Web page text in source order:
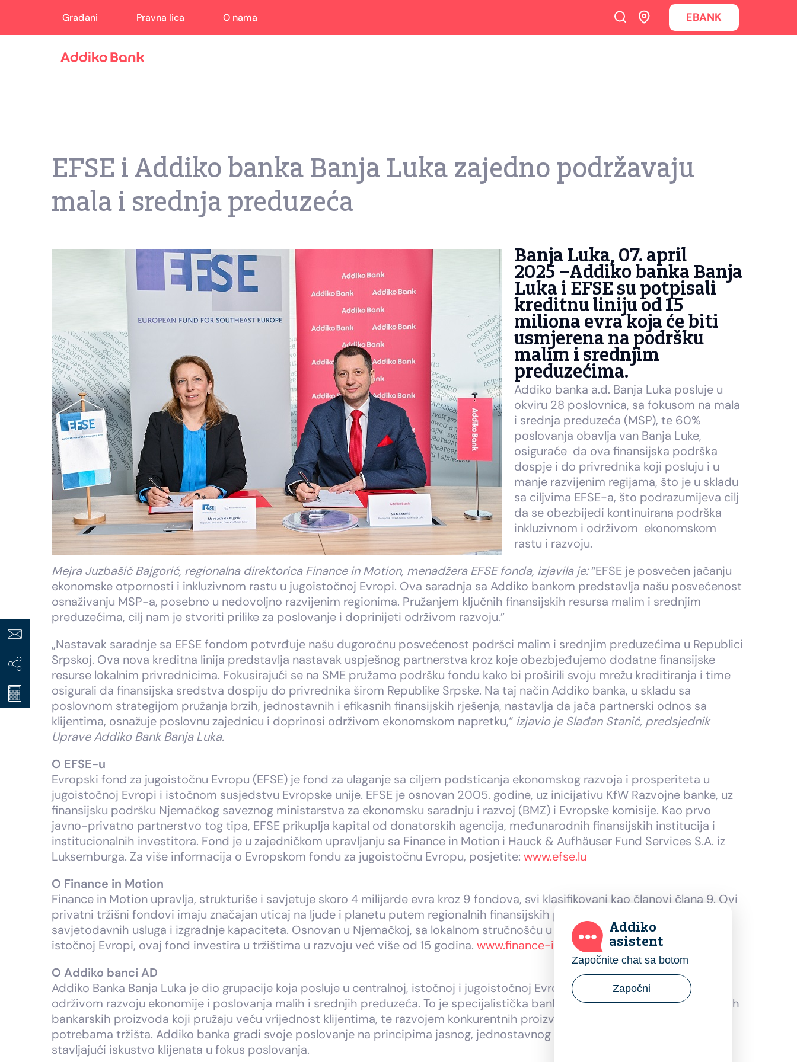
Građani Pravna lica O nama EBANK
EFSE i Addiko banka Banja Luka zajedno podržavaju
mala i srednja preduzeća
Banja Luka, 07. april
2025 –Addiko banka Banja
Luka i EFSE su potpisali
kreditnu liniju od 15
miliona evra koja će biti
usmjerena na podršku
malim i srednjim
preduzećima.
Addiko banka a.d. Banja Luka posluje u
okviru 28 poslovnica, sa fokusom na mala
i srednja preduzeća (MSP), te 60%
poslovanja obavlja van Banja Luke,
osiguraće da ova finansijska podrška
dospje i do privrednika koji posluju i u
manje razvijenim regijama, što je u skladu
sa ciljvima EFSE-a, što podrazumijeva cilj
da se obezbijedi kontinuirana podrška
inkluzivnom i održivom ekonomskom
rastu i razvoju.
Mejra Juzbašić Bajgorić, regionalna direktorica Finance in Motion, menadžera EFSE fonda, izjavila je:“EFSE je posvećen jačanju
ekonomske otpornosti i inkluzivnom rastu u jugoistočnoj Evropi. Ova saradnja sa Addiko bankom predstavlja našu posvećenost
osnaživanju MSP-a, posebno u nedovoljno razvijenim regionima. Pružanjem ključnih finansijskih resursa malim i srednjim
preduzećima, cilj nam je stvoriti prilike za poslovanje i doprinijeti održivom razvoju.”
„Nastavak saradnje sa EFSE fondom potvrđuje našu dugoročnu posvećenost podršci malim i srednjim preduzećima u Republici
Srpskoj. Ova nova kreditna linija predstavlja nastavak uspješnog partnerstva kroz koje obezbjeđujemo dodatne finansijske
resurse lokalnim privrednicima. Fokusirajući se na SME pružamo podršku fondu kako bi proširili svoju mrežu kreditiranja i time
osigurali da finansijska sredstva dospiju do privrednika širom Republike Srpske. Na taj način Addiko banka, u skladu sa
poslovnom strategijom pružanja brzih, jednostavnih i efikasnih finansijskih rješenja, nastavlja da jača partnerski odnos sa
klijentima, osnažuje poslovnu zajednicu i doprinosi održivom ekonomskom napretku,“ izjavio je Slađan Stanić, predsjednik
Uprave Addiko Bank Banja Luka.
O EFSE-u
Evropski fond za jugoistočnu Evropu (EFSE) je fond za ulaganje sa ciljem podsticanja ekonomskog razvoja i prosperiteta u
jugoistočnoj Evropi i istočnom susjedstvu Evropske unije. EFSE je osnovan 2005. godine, uz inicijativu KfW Razvojne banke, uz
finansijsku podršku Njemačkog saveznog ministarstva za ekonomsku saradnju i razvoj (BMZ) i Evropske komisije. Kao prvo
javno-privatno partnerstvo tog tipa, EFSE prikuplja kapital od donatorskih agencija, međunarodnih finansijskih institucija i
institucionalnih investitora. Fond je u zajedničkom upravljanju sa Finance in Motion i Hauck & Aufhäuser Fund Services S.A. iz
Luksemburga. Za više informacija o Evropskom fondu za jugoistočnu Evropu, posjetite: www.efse.lu
O Finance in Motion
Finance in Motion upravlja, strukturiše i savjetuje skoro 4 milijarde evra kroz 9 fondova, svi klasifikovani kao članovi člana 9. Ovi
privatni tržišni fondovi imaju značajan uticaj na ljude i planetu putem regionalnih finansijskih posrednika, direktnih ulaganja,
savjetodavnih usluga i izgradnje kapaciteta. Osnovan u Njemačkoj, sa lokalnom stručnošću u Latinskoj Americi i centralnoj i
istočnoj Evropi, ovaj fond investira u tržištima u razvoju već više od 15 godina. www.finance-in-motion.com
O Addiko banci AD
Addiko Banka Banja Luka je dio grupacije koja posluje u centralnoj, istočnoj i jugoistočnoj Evropi, s fokusom na podršku
održivom razvoju ekonomije i poslovanja malih i srednjih preduzeća. To je specijalistička banka sa ciljem unapređenja osnovnih
bankarskih proizvoda koji pružaju veću vrijednost klijentima, te razvojem konkurentnih proizvoda koji odgovaraju specifičnim
potrebama tržišta. Addiko banka gradi svoje poslovanje na principima jasnog, jednostavnog i neposrednog bankarstva,
stavljajući iskustvo klijenata u fokus poslovanja.
Addiko
asistent
Započnite chat sa botom
Započni